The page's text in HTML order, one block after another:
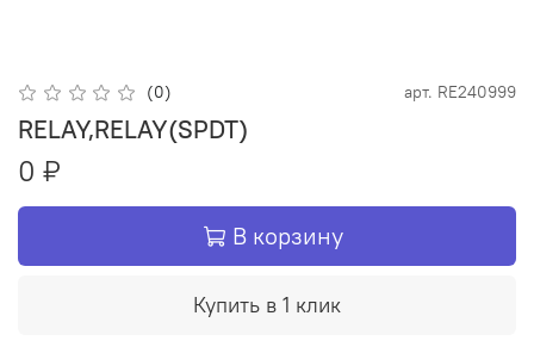
(0) арт. RE240999
RELAY,RELAY(SPDT)
0 ₽
В корзину
Купить в 1 клик